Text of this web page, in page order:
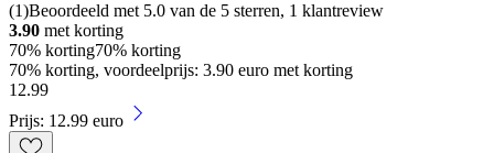
(1)Beoordeeld met 5.0 van de 5 sterren, 1 klantreview
3.90 met korting
70% korting70% korting
70% korting, voordeelprijs: 3.90 euro met korting
12.99
Prijs: 12.99 euro